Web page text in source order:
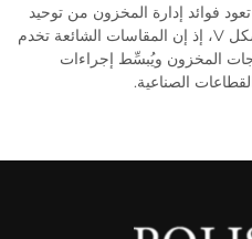
فوائد إدارة المخزون من توحيد
مواصفات الأحزمة المطاطية على شكل V، إذ إن المقاسات الشائعة تخدم
المخزون ويُبسِّط إجراءات
الصناعية.